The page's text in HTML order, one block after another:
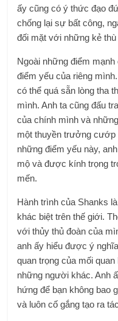
ấy cũng có ý thức đạo
chống lại sự bất công,
đối mặt với những kẻ thù
Ngoài những điểm
điểm yếu của riêng
có thể quá sẵn lòng tha
mình. Anh ta cũng đấu
của chính mình và
một thuyền trưởng cướp
những điểm yếu này,
mộ và được kính trọng
mến.
Hành trình của Shanks
khác biệt trên thế giới.
với thủy thủ đoàn của
anh ấy hiểu được ý
quan trọng của mối
những người khác. Anh
hứng để bạn không bao
và luôn cố gắng tạo ra